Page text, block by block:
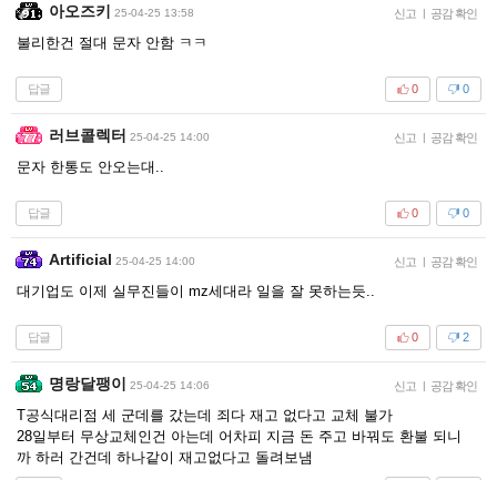
아오즈키 25-04-25 13:58 신고 | 공감 확인
불리한건 절대 문자 안함 ㅋㅋ
답글 0
0
러브콜렉터 25-04-25 14:00 신고 | 공감 확인
문자 한통도 안오는대..
답글 0
0
Artificial 25-04-25 14:00 신고 | 공감 확인
대기업도 이제 실무진들이 mz세대라 일을 잘 못하는듯..
답글 2
0
명랑달팽이 25-04-25 14:06 신고 | 공감 확인
T공식대리점 세 군데를 갔는데 죄다 재고 없다고 교체 불가
28일부터 무상교체인건 아는데 어차피 지금 돈 주고 바꿔도 환불 되니
까 하러 간건데 하나같이 재고없다고 돌려보냄